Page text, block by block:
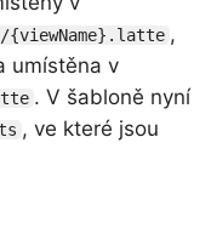
{viewName}.latte ,
umístěna v
. V šabloně nyní
, ve které jsou